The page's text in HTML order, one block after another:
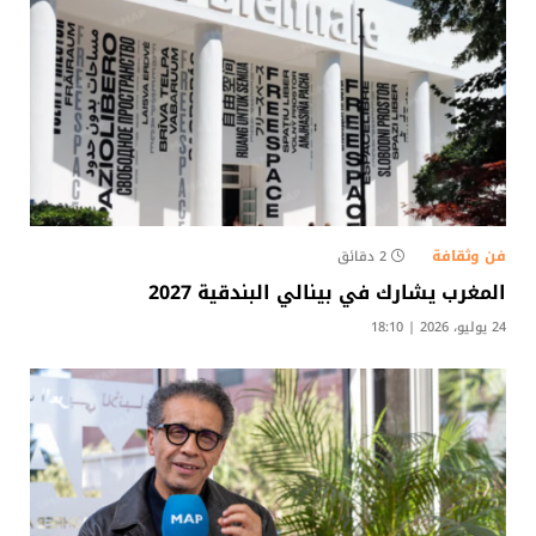
فن وثقافة 2 دقائق
المغرب يشارك في بينالي البندقية 2027
24 يوليو، 2026 | 18:10